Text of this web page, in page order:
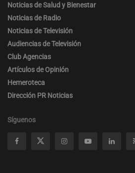
Noticias de Salud y Bienestar
Noticias de Radio
Noticias de Televisión
Audiencias de Televisión
Club Agencias
Artículos de Opinión
Hemeroteca
Dirección PR Noticias
Síguenos